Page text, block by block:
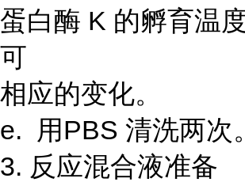
蛋白酶 K 的孵育温
可
相应的变化。
e. 用PBS 清洗两次
3. 反应混合液准备